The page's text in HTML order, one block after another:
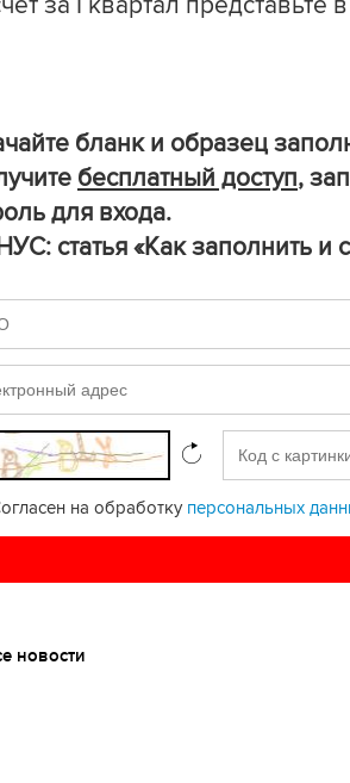
бланк и образец
бесплатный доступ,
для входа.
статья «Как заполнить и
на обработку персональных
новости